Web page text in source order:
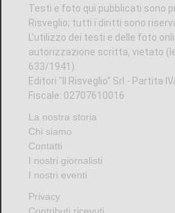
Testi e foto qui pubblicati sono
Risveglio; tutti i diritti sono
L'utilizzo dei testi e delle foto
autorizzazione scritta, vietato
633/1941).
Editori "Il Risveglio" Srl - Partita
Fiscale: 02707610016
La nostra storia
Chi siamo
Contatti
I nostri giornalisti
I nostri eventi
Privacy